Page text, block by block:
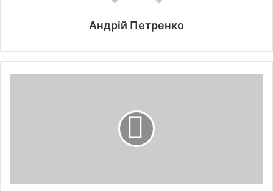
Андрій Петренко